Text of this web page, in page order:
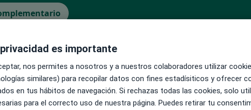
Llorens
más
La reserva de cita online no está
Pedir una cita
es importante
nos permites a nosotros y a nuestros colaboradores utilizar
similares) para recopilar datos con fines estadísiticos y ofrecer
en tus hábitos de navegación. Si rechazas todas las cookies, solo
para el correcto uso de nuestra página. Puedes retirar tu